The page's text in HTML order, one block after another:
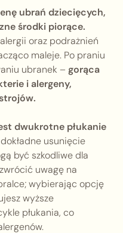
ubrań dziecięcych,
środki piorące.
oraz podrażnień
maleje. Po praniu
ubranek – gorąca
i alergeny,
dwukrotne płukanie
usunięcie
być szkodliwe dla
uwagę na
wybierając opcję
wyższe
płukania, co